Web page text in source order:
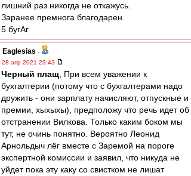
лишний раз никогда не откажусь.
Заранее премнога благодарен.
5 бугАг
Eaglesias -
28 апр 2021 23:43
Черный плащ , При всем уважении к
бухгалтерии (потому что с бухгалтерами надо
дружить - они зарплату начисляют, отпускные и
премии, хыхыхы), предположу что речь идет об
отстранении Вилкова. Только каким боком мы
тут, не очинь понятно. Вероятно Леонид
Арнольдыч лёг вместе с Заремой на пороге
экспертной комиссии и заявил, что никуда не
уйдет пока эту каку со свистком не лишат